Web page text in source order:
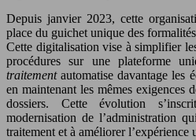
Depuis janvier 2023, cette
place du guichet unique des
Cette digitalisation vise à simplifier
procédures sur une plateforme
traitementautomatise davantage les
en maintenant les mêmes exigences
dossiers. Cette évolution
modernisation de l’administration
traitement et à améliorer l’expérience